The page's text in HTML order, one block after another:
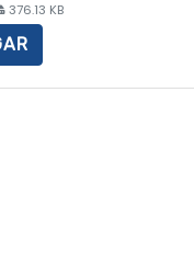
376.13 KB